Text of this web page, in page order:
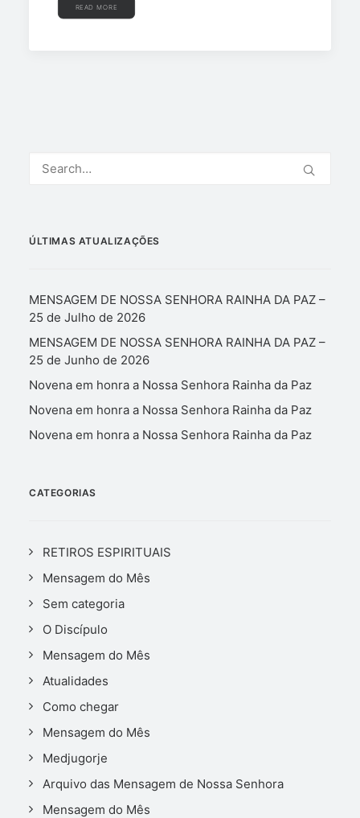
READ MORE
ÚLTIMAS ATUALIZAÇÕES
MENSAGEM DE NOSSA SENHORA RAINHA DA PAZ –
25 de Julho de 2026
MENSAGEM DE NOSSA SENHORA RAINHA DA PAZ –
25 de Junho de 2026
Novena em honra a Nossa Senhora Rainha da Paz
Novena em honra a Nossa Senhora Rainha da Paz
Novena em honra a Nossa Senhora Rainha da Paz
CATEGORIAS
RETIROS ESPIRITUAIS
Mensagem do Mês
Sem categoria
O Discípulo
Mensagem do Mês
Atualidades
Como chegar
Mensagem do Mês
Medjugorje
Arquivo das Mensagem de Nossa Senhora
Mensagem do Mês